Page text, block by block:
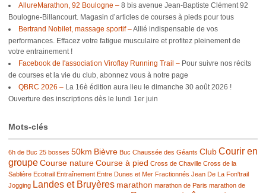
AllureMarathon, 92 Boulogne – 8 bis avenue Jean-Baptiste Clément 92
Boulogne-Billancourt. Magasin d’articles de courses à pieds pour tous
Bertrand Nobilet, massage sportif –Allié indispensable de vos
performances. Effacez votre fatigue musculaire et profitez pleinement de
votre entrainement !
Facebook de l'association Viroflay Running Trail – Pour suivre nos récits
de courses et la vie du club, abonnez vous à notre page
QBRC 2026 – La 16è édition aura lieu le dimanche 30 août 2026 !
Ouverture des inscriptions dès le lundi 1er juin
Mots-clés
6h de Buc 25 bosses 50km Bièvre Buc Chaussée des Géants ClubCourir en
groupeCourse natureCourse à pied Cross de Chaville Cross de la
Sablière Ecotrail Entraînement Entre Dunes et Mer Fractionnés Jean De La Fon'trail
Jogging Landes et Bruyères marathon marathon de Paris marathon de